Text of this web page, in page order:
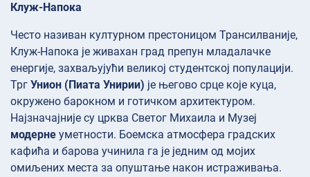
Клуж-Напока
Често називан културном престоницом Трансилваније,
Клуж-Напока је живахан град препун младалачке
енергије, захваљујући великој студентској популацији.
Трг Унион (Пиата Унирии) је његово срце које куца,
окружено барокном и готичком архитектуром.
Најзначајније су црква Светог Михаила и Музеј
модерне уметности. Боемска атмосфера градских
кафића и барова учинила га је једним од мојих
омиљених места за опуштање након истраживања.